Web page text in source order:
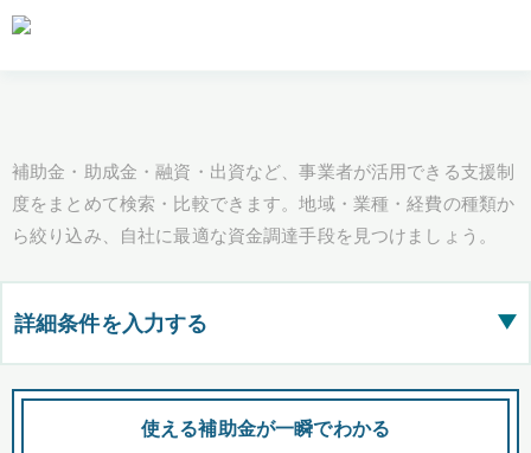
補助金・助成金・融資・出資など、事業者が活用できる支援制
度をまとめて検索・比較できます。地域・業種・経費の種類か
ら絞り込み、自社に最適な資金調達手段を見つけましょう。
詳細条件を入力する ▶
都道府県
使える補助金が一瞬でわかる